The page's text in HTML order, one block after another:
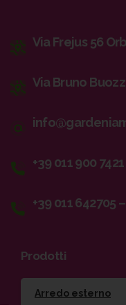
Via Frejus 56
Via Bruno
+39 011 900
+39 011 642705
Prodotti
Arredo esterno